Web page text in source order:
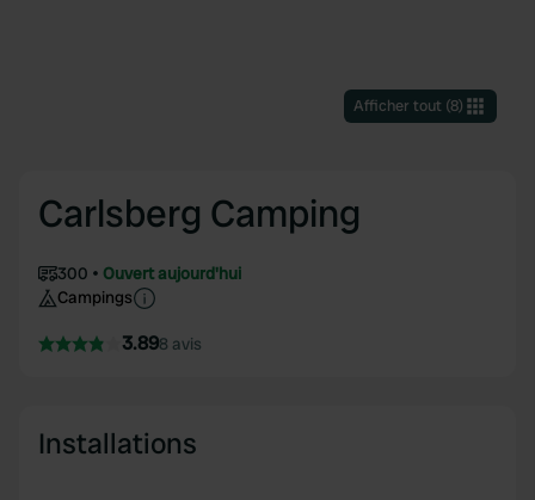
Afficher tout(8)
Carlsberg Camping
300
Ouvert aujourd'hui
Campings
3.898 avis
Installations